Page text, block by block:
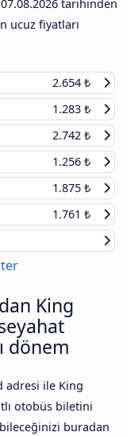
07.08.2026 tarihinden
ucuz fiyatları
2.654 ₺
1.283 ₺
2.742 ₺
1.256 ₺
1.875 ₺
1.761 ₺
King
dönem
adresi ile King
otobüs biletini
buradan